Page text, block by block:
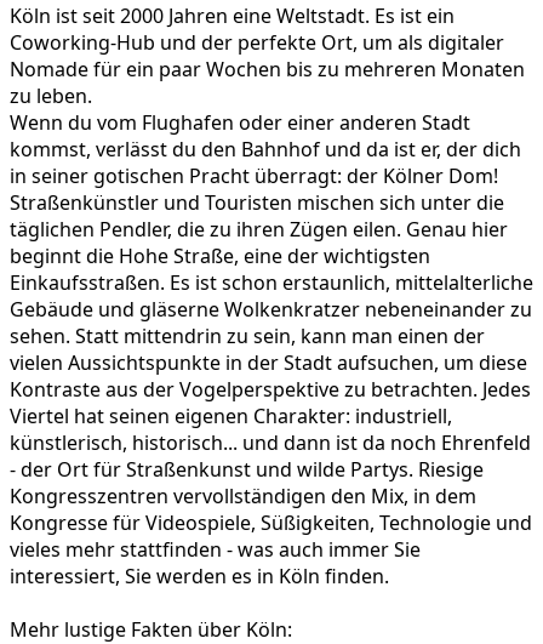
Köln ist seit 2000 Jahren eine Weltstadt. Es ist ein
Coworking-Hub und der perfekte Ort, um als digitaler
Nomade für ein paar Wochen bis zu mehreren Monaten
zu leben.
Wenn du vom Flughafen oder einer anderen Stadt
kommst, verlässt du den Bahnhof und da ist er, der dich
in seiner gotischen Pracht überragt: der Kölner Dom!
Straßenkünstler und Touristen mischen sich unter die
täglichen Pendler, die zu ihren Zügen eilen. Genau hier
beginnt die Hohe Straße, eine der wichtigsten
Einkaufsstraßen. Es ist schon erstaunlich, mittelalterliche
Gebäude und gläserne Wolkenkratzer nebeneinander zu
sehen. Statt mittendrin zu sein, kann man einen der
vielen Aussichtspunkte in der Stadt aufsuchen, um diese
Kontraste aus der Vogelperspektive zu betrachten. Jedes
Viertel hat seinen eigenen Charakter: industriell,
künstlerisch, historisch... und dann ist da noch Ehrenfeld
- der Ort für Straßenkunst und wilde Partys. Riesige
Kongresszentren vervollständigen den Mix, in dem
Kongresse für Videospiele, Süßigkeiten, Technologie und
vieles mehr stattfinden - was auch immer Sie
interessiert, Sie werden es in Köln finden.
Mehr lustige Fakten über Köln: